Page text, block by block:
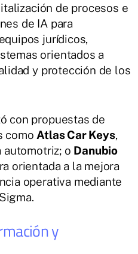
de procesos e
de IA para
jurídicos,
orientados a
y protección de los
con propuestas de
como Atlas Car Keys,
automotriz; o Danubio
orientada a la mejora
operativa mediante
y